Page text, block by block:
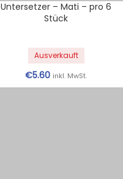
Untersetzer – Mati – pro 6
Stück
Ausverkauft
€5.60 inkl. MwSt.